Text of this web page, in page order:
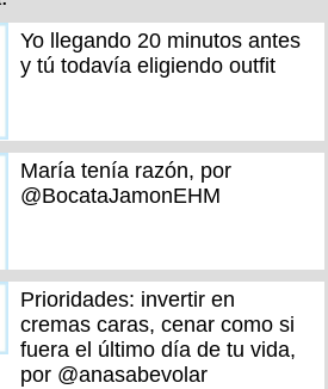
Yo llegando 20 minutos antes
y tú todavía eligiendo outfit
María tenía razón, por
@BocataJamonEHM
Prioridades: invertir en
cremas caras, cenar como si
fuera el último día de tu vida,
por @anasabevolar